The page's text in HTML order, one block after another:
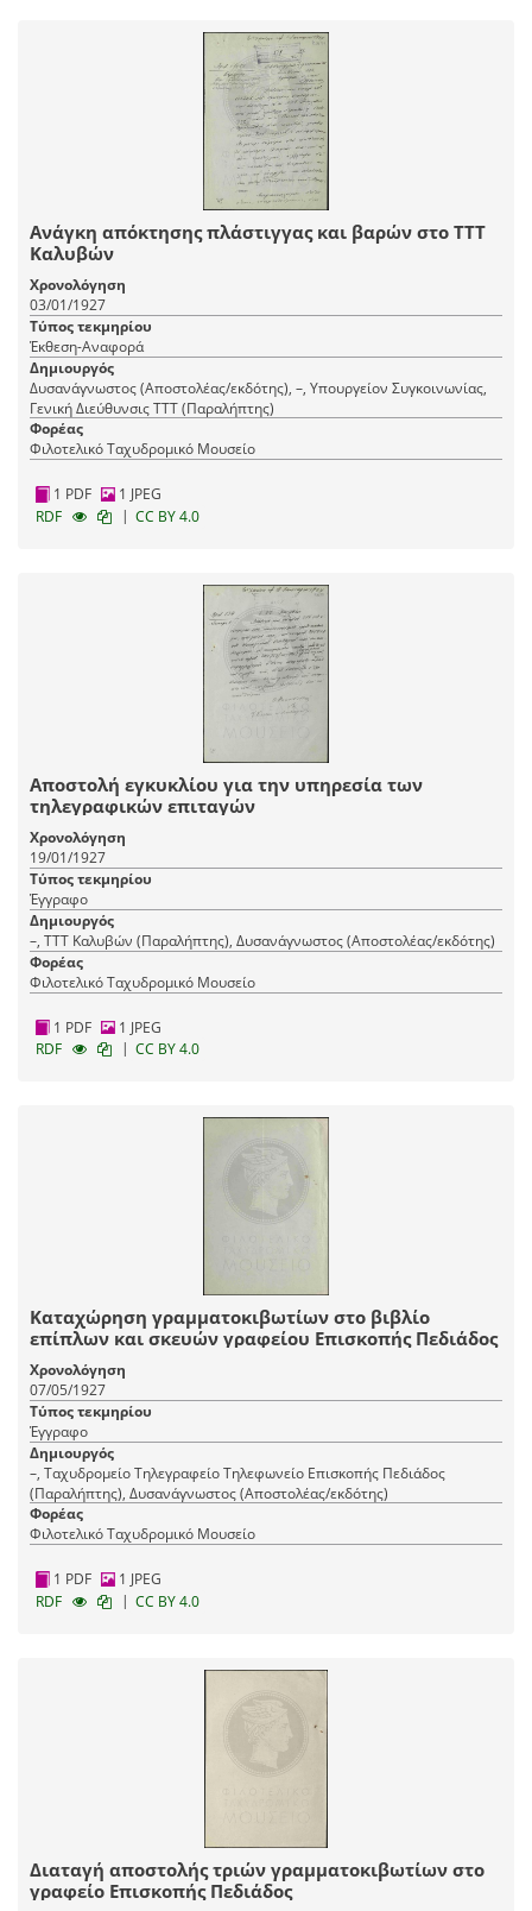
Ανάγκη απόκτησης πλάστιγγας και βαρών στο ΤΤΤ
Καλυβών
Χρονολόγηση
03/01/1927
Τύπος τεκμηρίου
Έκθεση-Αναφορά
Δημιουργός
Δυσανάγνωστος (Αποστολέας/εκδότης), –, Υπουργείον Συγκοινωνίας,
Γενική Διεύθυνσις ΤΤΤ (Παραλήπτης)
Φορέας
Φιλοτελικό Ταχυδρομικό Μουσείο
1 PDF
1 JPEG
RDF
| CC BY 4.0
Αποστολή εγκυκλίου για την υπηρεσία των
τηλεγραφικών επιταγών
Χρονολόγηση
19/01/1927
Τύπος τεκμηρίου
Έγγραφο
Δημιουργός
–, ΤΤΤ Καλυβών (Παραλήπτης), Δυσανάγνωστος (Αποστολέας/εκδότης)
Φορέας
Φιλοτελικό Ταχυδρομικό Μουσείο
1 PDF
1 JPEG
RDF
| CC BY 4.0
Καταχώρηση γραμματοκιβωτίων στο βιβλίο
επίπλων και σκευών γραφείου Επισκοπής Πεδιάδος
Χρονολόγηση
07/05/1927
Τύπος τεκμηρίου
Έγγραφο
Δημιουργός
–, Ταχυδρομείο Τηλεγραφείο Τηλεφωνείο Επισκοπής Πεδιάδος
(Παραλήπτης), Δυσανάγνωστος (Αποστολέας/εκδότης)
Φορέας
Φιλοτελικό Ταχυδρομικό Μουσείο
1 PDF
1 JPEG
RDF
| CC BY 4.0
Διαταγή αποστολής τριών γραμματοκιβωτίων στο
γραφείο Επισκοπής Πεδιάδος